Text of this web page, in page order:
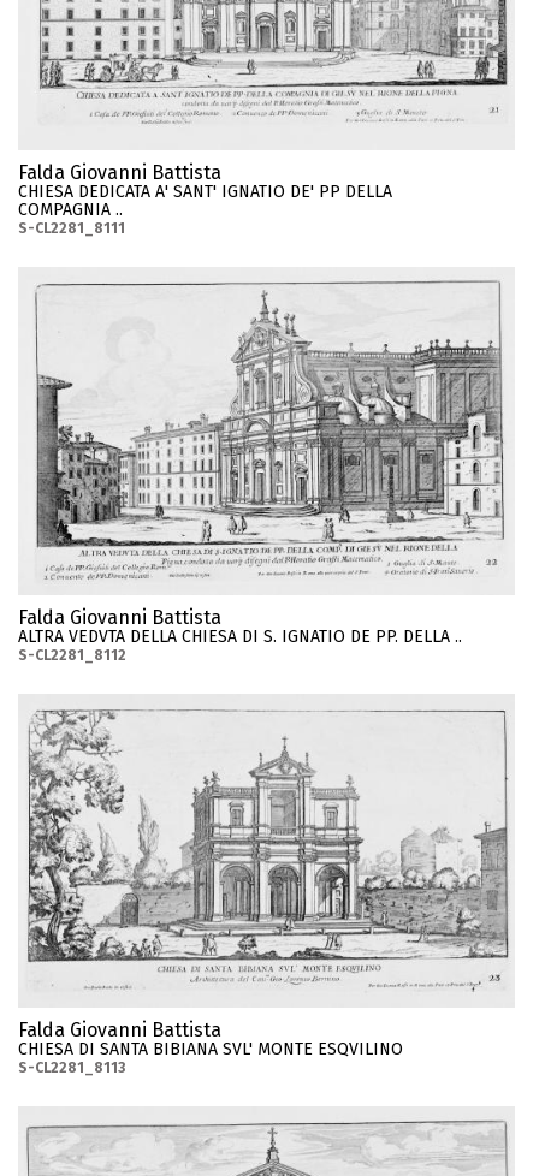
Falda Giovanni Battista
CHIESA DEDICATA A' SANT' IGNATIO DE' PP DELLA
COMPAGNIA ..
S-CL2281_8111
Falda Giovanni Battista
ALTRA VEDVTA DELLA CHIESA DI S. IGNATIO DE PP. DELLA ..
S-CL2281_8112
Falda Giovanni Battista
CHIESA DI SANTA BIBIANA SVL' MONTE ESQVILINO
S-CL2281_8113